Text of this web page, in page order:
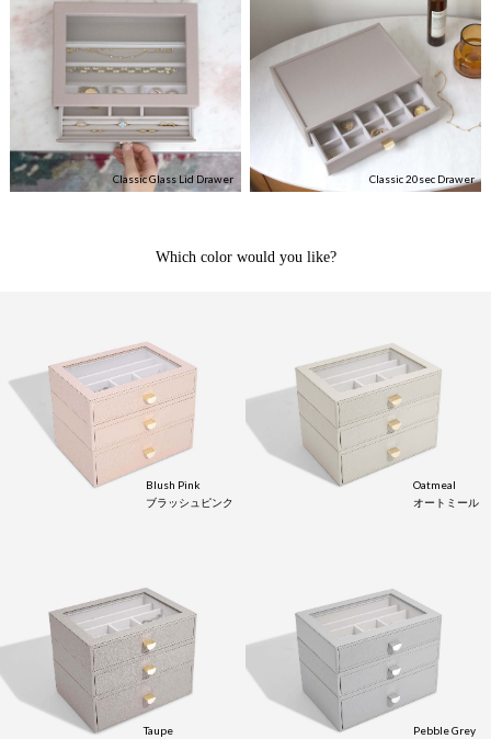
Classic Glass Lid Drawer Classic 20sec Drawer
Which color would you like?
Blush Pink
ブラッシュピンク
Oatmeal
オートミール
Taupe
Pebble Grey